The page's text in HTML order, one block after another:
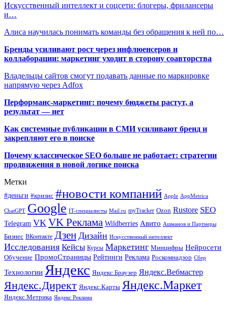
Искусственный интеллект и соцсети: блогеры, фрилансеры
и…
Алиса научилась понимать команды без обращения к ней по…
Бренды усиливают рост через инфлюенсеров и
коллаборации: маркетинг уходит в сторону соавторства
Владельцы сайтов смогут подавать данные по маркировке
напрямую через Adfox
Перформанс-маркетинг: почему бюджеты растут, а
результат — нет
Как системные публикации в СМИ усиливают бренд и
закрепляют его в поиске
Почему классическое SEO больше не работает: стратегии
продвижения в новой логике поиска
Метки
#деньги #кризис #новости компаний Apple AppMetrica
ChatGPT Google IT-специалисты Mail.ru myTracker Ozon Rustore SEO
Telegram VK VK Реклама Wildberries Авито Ашманов и Партнеры
Бизнес ВКонтакте Дзен Дизайн Искусственный интеллект
Исследования Кейсы Курсы Маркетинг Минцифры Нейросети
Обучение ПромоСтраницы Рейтинги Реклама Роскомнадзор Сбер
Технологии Яндекс Яндекс.Браузер Яндекс.Вебмастер
Яндекс.Директ Яндекс.Карты Яндекс.Маркет
Яндекс.Метрика Яндекс Реклама